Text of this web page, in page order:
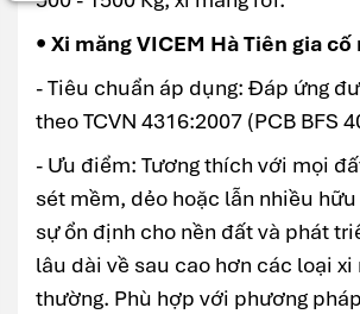
• Xi măng VICEM Hà Tiên gia
- Tiêu chuẩn áp dụng: Đáp ứng
theo TCVN 4316:2007 (PCB BFS
- Ưu điểm: Tương thích với mọi
sét mềm, dẻo hoặc lẫn nhiều
sự ổn định cho nền đất và phát
lâu dài về sau cao hơn các loại xi
thường. Phù hợp với phương